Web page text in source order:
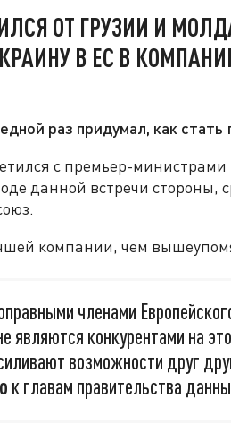
ОТ ГРУЗИИ И
В ЕС В
раз придумал, как
с премьер-
данной встречи стороны,
компании, чем
членами
являются конкурентами на
возможности друг
к главам правительства